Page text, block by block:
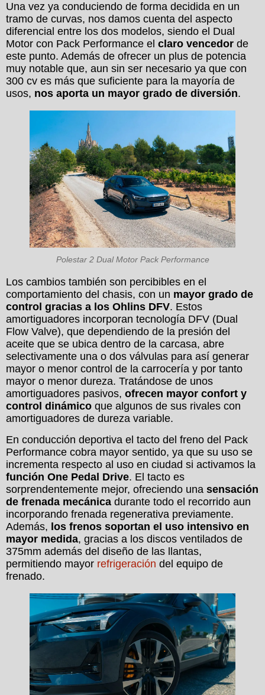
Una vez ya conduciendo de forma decidida en un
tramo de curvas, nos damos cuenta del aspecto
diferencial entre los dos modelos, siendo el Dual
Motor con Pack Performance el claro vencedor de
este punto. Además de ofrecer un plus de potencia
muy notable que, aun sin ser necesario ya que con
300 cv es más que suficiente para la mayoría de
usos, nos aporta un mayor grado de diversión.
Polestar 2 Dual Motor Pack Performance
Los cambios también son percibibles en el
comportamiento del chasis, con un mayor grado de
control gracias a los Ohlins DFV. Estos
amortiguadores incorporan tecnología DFV (Dual
Flow Valve), que dependiendo de la presión del
aceite que se ubica dentro de la carcasa, abre
selectivamente una o dos válvulas para así generar
mayor o menor control de la carrocería y por tanto
mayor o menor dureza. Tratándose de unos
amortiguadores pasivos, ofrecen mayor confort y
control dinámico que algunos de sus rivales con
amortiguadores de dureza variable.
En conducción deportiva el tacto del freno del Pack
Performance cobra mayor sentido, ya que su uso se
incrementa respecto al uso en ciudad si activamos la
función One Pedal Drive. El tacto es
sorprendentemente mejor, ofreciendo una sensación
de frenada mecánica durante todo el recorrido aun
incorporando frenada regenerativa previamente.
Además, los frenos soportan el uso intensivo en
mayor medida, gracias a los discos ventilados de
375mm además del diseño de las llantas,
permitiendo mayor refrigeración del equipo de
frenado.